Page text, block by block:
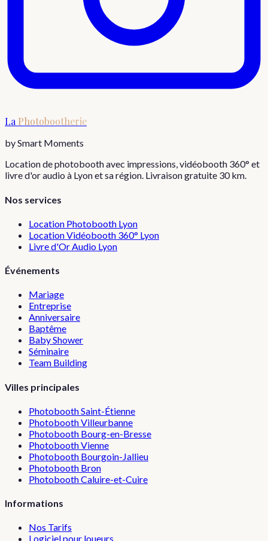
LaPhotobootherie
by Smart Moments
Location de photobooth avec impressions, vidéobooth 360° et
livre d'or audio à Lyon et sa région. Livraison gratuite 30 km.
Nos services
Location Photobooth Lyon
Location Vidéobooth 360° Lyon
Livre d'Or Audio Lyon
Événements
Mariage
Entreprise
Anniversaire
Baptême
Baby Shower
Séminaire
Team Building
Villes principales
PhotoboothSaint-Étienne
PhotoboothVilleurbanne
Photobooth Bourg-en-Bresse
PhotoboothVienne
Photobooth Bourgoin-Jallieu
Photobooth Bron
PhotoboothCaluire-et-Cuire
Informations
Nos Tarifs
Logiciel pour loueurs